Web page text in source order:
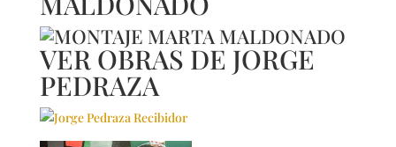
VER OBRAS DE JORGE
PEDRAZA